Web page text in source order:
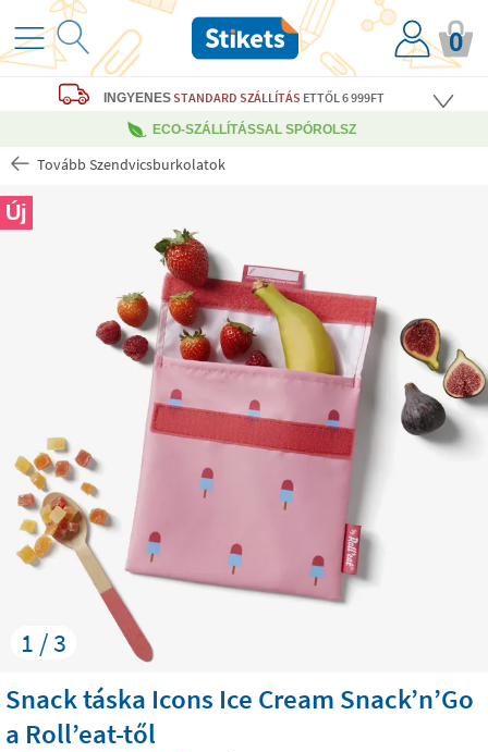
0
INGYENESSTANDARD SZÁLLÍTÁS ETTŐL 6 999FT
ECO-SZÁLLÍTÁSSAL SPÓROLSZ
Tovább Szendvicsburkolatok
1 / 3
Új
Snack táska Icons Ice Cream Snack’n’Go
a Roll’eat-től